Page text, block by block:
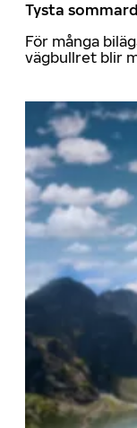
Tysta
För många
vägbullret blir